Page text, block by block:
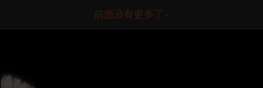
前面没有更多了~